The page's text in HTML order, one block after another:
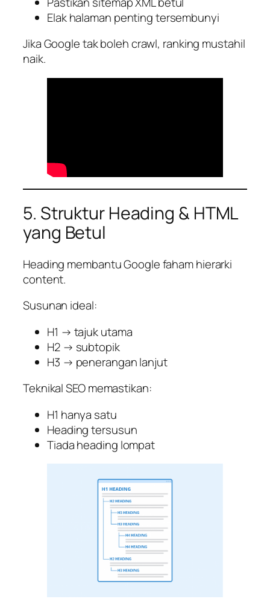
Elak halaman penting tersembunyi
Jika Google tak boleh crawl, ranking mustahil
naik.
5. Struktur Heading & HTML
yang Betul
Heading membantu Google faham hierarki
content.
Susunan ideal:
H1 → tajuk utama
H2 → subtopik
H3 → penerangan lanjut
Teknikal SEO memastikan:
H1 hanya satu
Heading tersusun
Tiada heading lompat